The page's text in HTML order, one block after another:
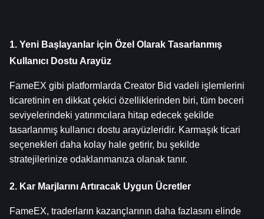
1. Yeni Başlayanlar için Özel Olarak Tasarlanmış
Kullanıcı Dostu Arayüz
FameEX gibi platformlarda Creator Bid vadeli işlemlerini
ticaretinin en dikkat çekici özelliklerinden biri, tüm beceri
seviyelerindeki yatırımcılara hitap edecek şekilde
tasarlanmış kullanıcı dostu arayüzleridir. Karmaşık ticari
seçenekleri daha kolay hale getirir, bu şekilde
stratejilerinize odaklanmanıza olanak tanır.
2. Kar Marjlarını Artıracak Uygun Ücretler
FameEX, traderların kazançlarının daha fazlasını elinde